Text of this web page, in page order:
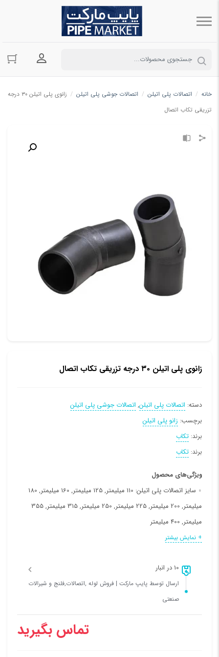
ورود به
خانه / اتصالات پلی اتیلن / اتصالات جوشی پلی اتیلن /
زانوی پلی اتیلن ۳۰ درجه
تزریقی تکاب اتصال
زانوی پلی اتیلن ۳۰ درجه تزریقی تکاب اتصال
دسته: اتصالات پلی اتیلن, اتصالات جوشی پلی اتیلن
برچسب: زانو پلی اتیلن
برند: تکاب
برند: تکاب
ویژگی‌های محصول
سایز اتصالات پلی اتیلن:
110 میلیمتر, 125 میلیمتر, 160 میلیمتر, 180
میلیمتر, 200 میلیمتر, 225 میلیمتر, 250 میلیمتر, 315 میلیمتر, 355
میلیمتر, 400 میلیمتر
فشار کاری:10 بار (اتمسفر), 16 بار (اتمسفر)+ نمایش بیشتر
10 در انبار
ارسال توسط پایپ مارکت | فروش لوله ,اتصالات,فلنج و شیرالات
صنعتی
تماس بگیرید